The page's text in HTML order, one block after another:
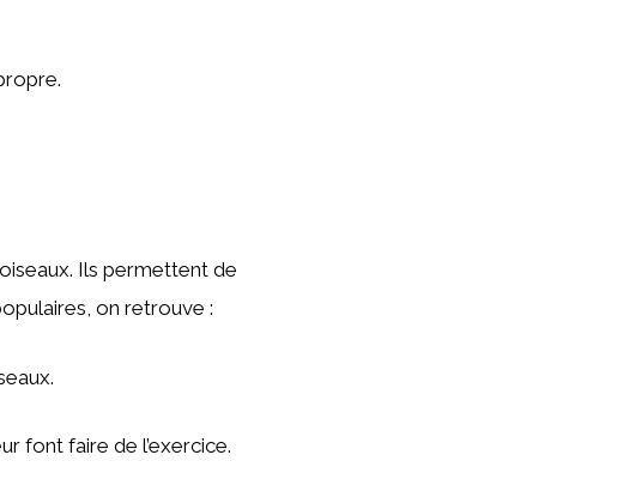
Ils permettent de
on retrouve :
font faire de l’exercice.